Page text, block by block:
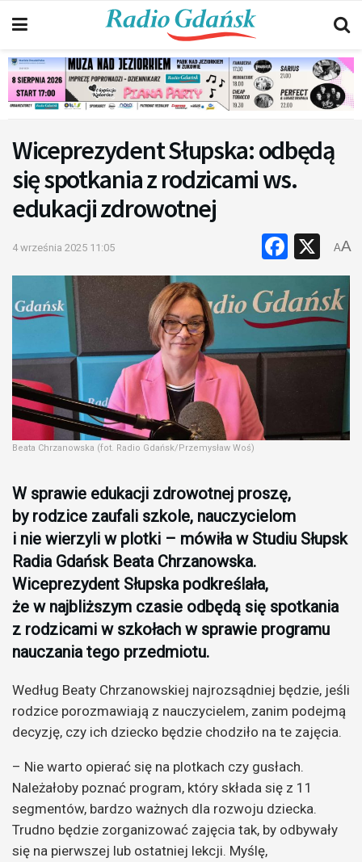
Wiceprezydent Słupska: odbędą
się spotkania z rodzicami ws.
edukacji zdrowotnej
4 września 2025 11:05 X
AA
Beata Chrzanowska (fot. Radio Gdańsk/Przemysław Woś)
W sprawie edukacji zdrowotnej proszę,
by rodzice zaufali szkole, nauczycielom
i nie wierzyli w plotki – mówiła w Studiu Słupsk
Radia Gdańsk Beata Chrzanowska.
Wiceprezydent Słupska podkreślała,
że w najbliższym czasie odbędą się spotkania
z rodzicami w szkołach w sprawie programu
nauczania tego przedmiotu.
Według Beaty Chrzanowskiej najrozsądniej będzie, jeśli
rodzice porozmawiają z nauczycielem, zanim podejmą
decyzję, czy ich dziecko będzie chodziło na te zajęcia.
– Nie warto opierać się na plotkach czy gusłach.
Należałoby poznać program, który składa się z 11
segmentów, bardzo ważnych dla rozwoju dziecka.
Trudno będzie zorganizować zajęcia tak, by odbywały
się na pierwszej lub ostatniej lekcji. Myślę,